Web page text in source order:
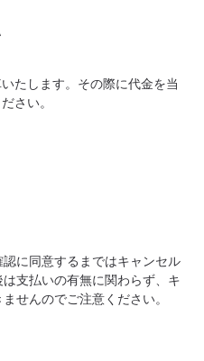
たします。その際に代金を当
さい。
に同意するまではキャンセル
支払いの有無に関わらず、キ
せんのでご注意ください。